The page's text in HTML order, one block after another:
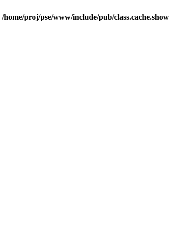
/home/proj/pse/www/include/pub/